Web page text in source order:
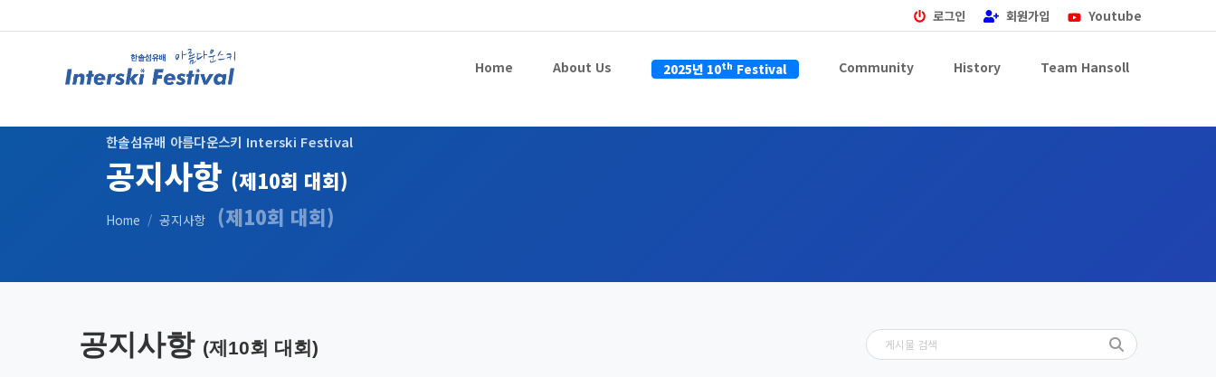
Youtube
회원가입
로그인
Home About Us 2025년 10th Festival Community
하위분류
History
하위분류
Team Hansoll
한솔섬유배 아름다운스키 Interski Festival
공지사항 (제10회 대회)
Home / 공지사항 (제10회 대회)
공지사항 (제10회 대회)